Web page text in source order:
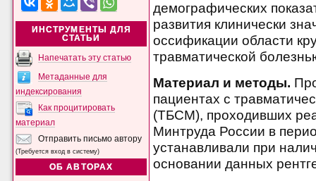
ИНСТРУМЕНТЫ ДЛЯ
СТАТЬИ
Напечатать эту статью
Метаданные для
индексирования
Как процитировать
материал
Отправить письмо автору
(Требуется вход в систему)
ОБ АВТОРАХ
демографических
развития клинически
оссификации области
травматической
Материал и методы.
пациентах с
(ТБСМ), проходивших
Минтруда России в
устанавливали при
основании данных